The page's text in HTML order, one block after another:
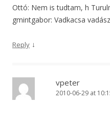
Ottó: Nem is tudtam, h
gmintgabor: Vadkacsa
Reply ↓
vpeter
2010-06-29 at